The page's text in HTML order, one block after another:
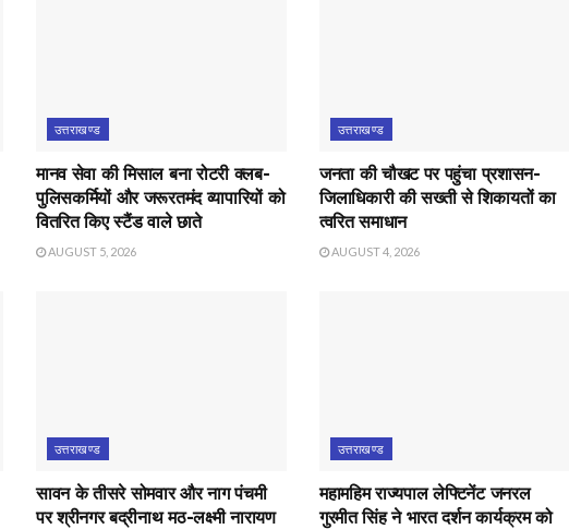
उत्तराखण्ड
मानव सेवा की मिसाल बना रोटरी क्लब-
पुलिसकर्मियों और जरूरतमंद व्यापारियों को
वितरित किए स्टैंड वाले छाते
AUGUST 5, 2026
उत्तराखण्ड
जनता की चौखट पर पहुंचा प्रशासन-
जिलाधिकारी की सख्ती से शिकायतों का
त्वरित समाधान
AUGUST 4, 2026
उत्तराखण्ड
सावन के तीसरे सोमवार और नाग पंचमी
पर श्रीनगर बद्रीनाथ मठ-लक्ष्मी नारायण
उत्तराखण्ड
महामहिम राज्यपाल लेफ्टिनेंट जनरल
गुरमीत सिंह ने भारत दर्शन कार्यक्रम को